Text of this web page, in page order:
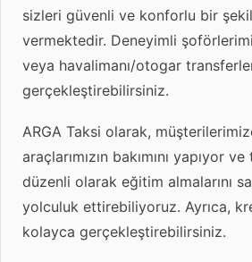
sizleri güvenli ve konforlu bir
vermektedir. Deneyimli
veya havalimanı/otogar
gerçekleştirebilirsiniz.
ARGA Taksi olarak,
araçlarımızın bakımını yapıyor
düzenli olarak eğitim almalarını
yolculuk ettirebiliyoruz. Ayrıca,
kolayca gerçekleştirebilirsiniz.